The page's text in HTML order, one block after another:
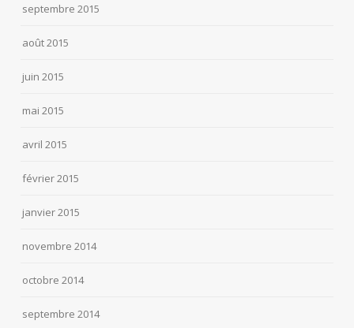
septembre 2015
août 2015
juin 2015
mai 2015
avril 2015
février 2015
janvier 2015
novembre 2014
octobre 2014
septembre 2014